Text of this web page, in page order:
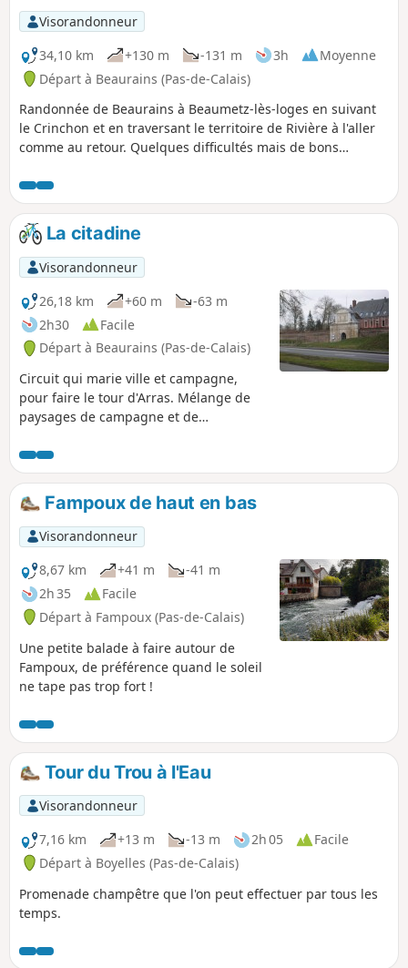
Visorandonneur
34,10 km
+130 m -131 m 3h
Moyenne
Départ à Beaurains (Pas-de-Calais)
Randonnée de Beaurains à Beaumetz-lès-loges en suivant
le Crinchon et en traversant le territoire de Rivière à l'aller
comme au retour. Quelques difficultés mais de bons
La citadine
Visorandonneur
26,18 km
+60 m
-63 m
2h30
Facile
Départ à Beaurains (Pas-de-Calais)
Circuit qui marie ville et campagne,
pour faire le tour d'Arras. Mélange de
paysages de campagne et de
Citadelle, le Mémorial Anglais ou les
remparts.
Fampoux de haut en bas
Visorandonneur
8,67 km
+41 m
-41 m
2h 35
Facile
Départ à Fampoux (Pas-de-Calais)
Une petite balade à faire autour de
Fampoux, de préférence quand le soleil
ne tape pas trop fort !
Tour du Trou à l'Eau
Visorandonneur
7,16 km
+13 m -13 m 2h 05
Facile
Départ à Boyelles (Pas-de-Calais)
Promenade champêtre que l'on peut effectuer par tous les
temps.